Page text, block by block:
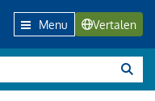
Menu Vertalen